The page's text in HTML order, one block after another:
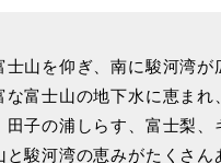
山を仰ぎ、南に駿河湾
富士山の地下水に恵まれ
子の浦しらす、富士梨
駿河湾の恵みがたくさん